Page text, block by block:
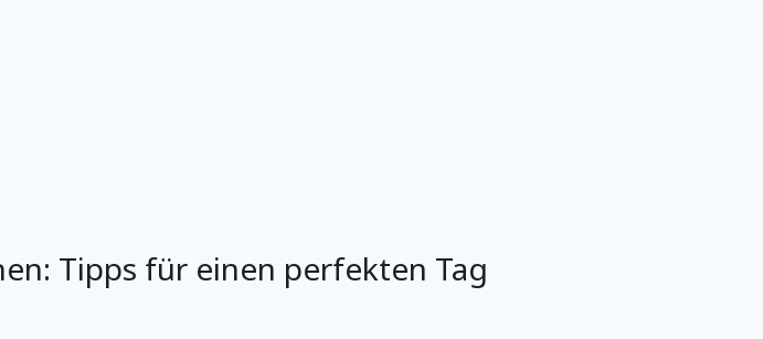
Tipps für einen perfekten Tag